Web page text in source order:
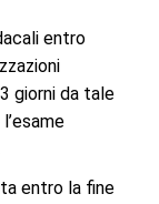
entro
giorni da tale
entro la fine